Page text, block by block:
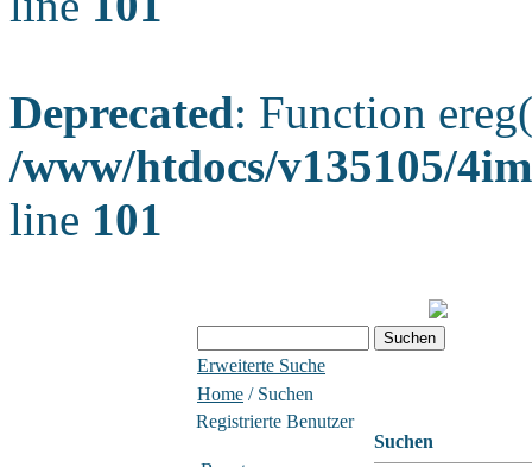
Deprecated: Function
/www/htdocs/v135105/
line 101
Erweiterte Suche
Home / Suchen
Registrierte Benutzer
Suchen